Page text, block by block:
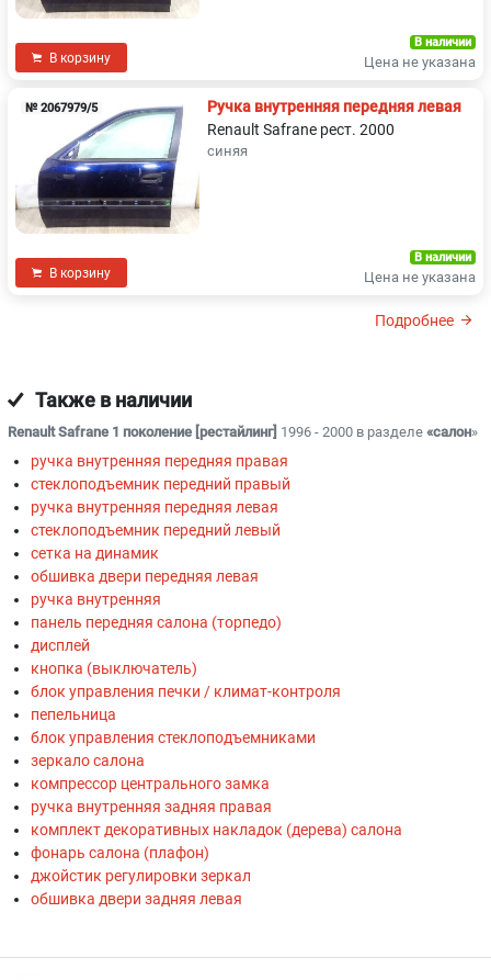
В корзину
В наличии
Цена не указана
№ 2067979/5
Ручка внутренняя передняя левая
Renault Safrane рест. 2000
синяя
В корзину
В наличии
Цена не указана
Подробнее
Также в наличии
Renault Safrane 1 поколение [рестайлинг] 1996 - 2000 в разделе «салон»
ручка внутренняя передняя правая
стеклоподъемник передний правый
ручка внутренняя передняя левая
стеклоподъемник передний левый
сетка на динамик
обшивка двери передняя левая
ручка внутренняя
панель передняя салона (торпедо)
дисплей
кнопка (выключатель)
блок управления печки / климат-контроля
пепельница
блок управления стеклоподъемниками
зеркало салона
компрессор центрального замка
ручка внутренняя задняя правая
комплект декоративных накладок (дерева) салона
фонарь салона (плафон)
джойстик регулировки зеркал
обшивка двери задняя левая